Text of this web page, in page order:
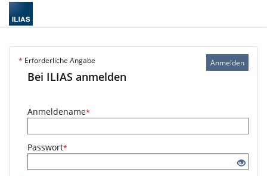
Anmelden
* Erforderliche Angabe
Bei ILIAS anmelden
Anmeldename*
Passwort*